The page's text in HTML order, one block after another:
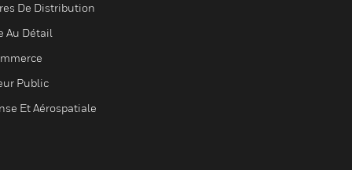
De Distribution
Au Détail
Public
Et Aérospatiale